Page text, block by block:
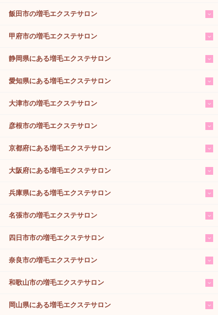
飯田市の増毛エクステサロン
甲府市の増毛エクステサロン
静岡県にある増毛エクステサロン
愛知県にある増毛エクステサロン
大津市の増毛エクステサロン
彦根市の増毛エクステサロン
京都府にある増毛エクステサロン
大阪府にある増毛エクステサロン
兵庫県にある増毛エクステサロン
名張市の増毛エクステサロン
四日市市の増毛エクステサロン
奈良市の増毛エクステサロン
和歌山市の増毛エクステサロン
岡山県にある増毛エクステサロン